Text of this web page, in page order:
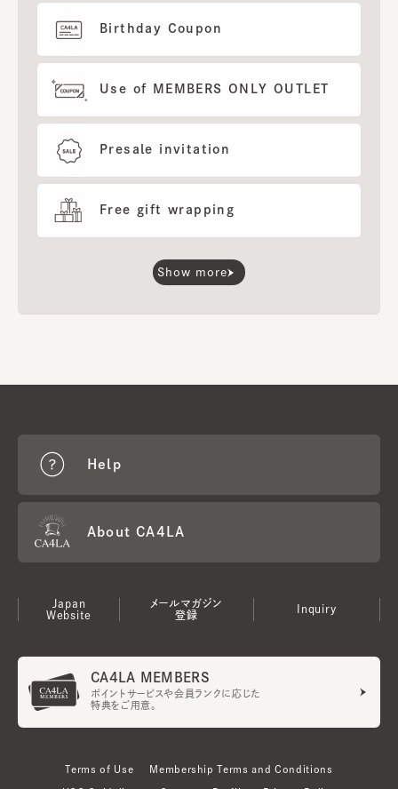
Birthday Coupon
Use of MEMBERS ONLY OUTLET
Presale invitation
Free gift wrapping
Show more
Help
About CA4LA
Japan
Website
メールマガジン
登録
Inquiry
CA4LA MEMBERS
ポイントサービスや会員ランクに応じた
特典をご用意。
Terms of Use Membership Terms and Conditions